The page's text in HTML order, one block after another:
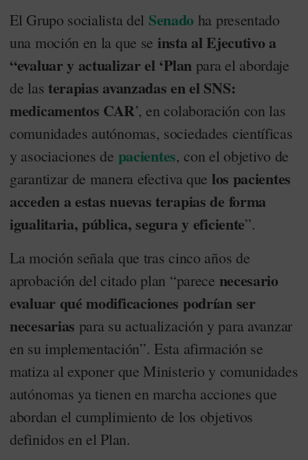
El Grupo socialista del Senado ha presentado
una moción en la que se insta al Ejecutivo a
“evaluar y actualizar el ‘Plan para el abordaje
de las terapias avanzadas en el SNS:
medicamentos CAR’, en colaboración con las
comunidades autónomas, sociedades científicas
y asociaciones de pacientes, con el objetivo de
garantizar de manera efectiva que los pacientes
acceden a estas nuevas terapias de forma
igualitaria, pública, segura y eficiente”.
La moción señala que tras cinco años de
aprobación del citado plan “parece necesario
evaluar qué modificaciones podrían ser
necesarias para su actualización y para avanzar
en su implementación”. Esta afirmación se
matiza al exponer que Ministerio y comunidades
autónomas ya tienen en marcha acciones que
abordan el cumplimiento de los objetivos
definidos en el Plan.